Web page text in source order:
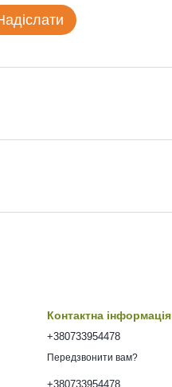
Контактна інформація
+380733954478
Передзвонити вам?
+380733954478